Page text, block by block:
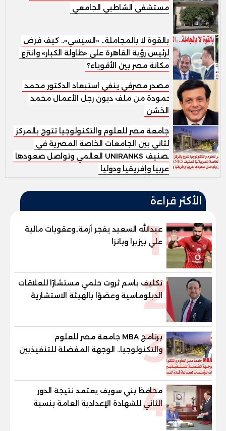
مستشفى الشاطبي الجامعي
بالقوة لا بالمجاملة.. «السيسي».. كيف فرض
الرئيس رؤية القاهرة على «طاولة الكبار» وانتزع
مكانة مصر بين الأقوياء؟
مصدر مصرفي ينفي استبعاد الدكتور محمد
حمودة من ملف ديون رجل الأعمال محمد
الخشن
جامعة مصر للعلوم والتكنولوجيا تتوج بالمركز
الثاني بين الجامعات الخاصة المصرية في
تصنيف UNIRANKS العالمي وتواصل صعودها
عربيا وإفريقيا ودوليا
الأكثر قراءة
1
عبدالله السعيد يفجر أزمة..وعقوبات مالية
علي بيزيرا وبانزا
2
تكليف باسم ثروت حلمي مستشارًا للعلاقات
الدبلوماسية وعضوًا بالهيئة الاستشارية
العليا لمنظمة «جاد جمينت يوإن»
3
برنامج MBA جامعة مصر للعلوم
والتكنولوجيا.. الوجهة المفضلة للتنفيذيين
وقيادات المؤسسات لصناعة قادة
4
محافظ بني سويف يعتمد نتيجة الدور
الثاني للشهادة الإعدادية العامة بنسبة